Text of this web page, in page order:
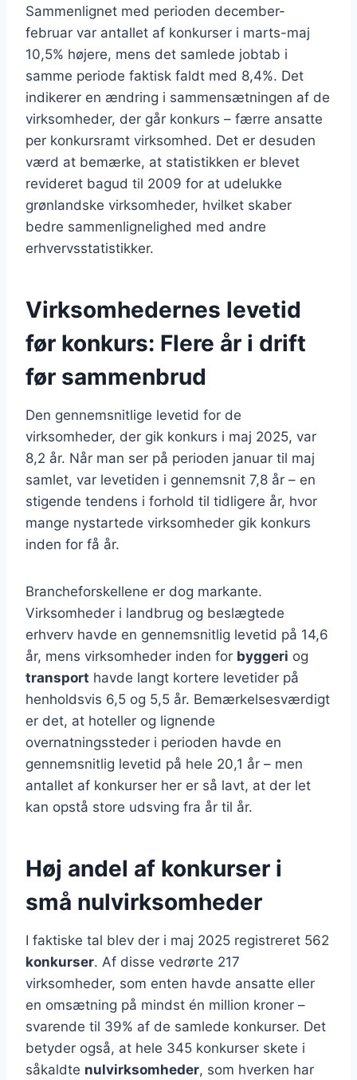
Sammenlignet med perioden december-
februar var antallet af konkurser i marts-maj
10,5% højere, mens det samlede jobtab i
samme periode faktisk faldt med 8,4%. Det
indikerer en ændring i sammensætningen af de
virksomheder, der går konkurs – færre ansatte
per konkursramt virksomhed. Det er desuden
værd at bemærke, at statistikken er blevet
revideret bagud til 2009 for at udelukke
grønlandske virksomheder, hvilket skaber
bedre sammenlignelighed med andre
erhvervsstatistikker.
Virksomhedernes levetid
før konkurs: Flere år i drift
før sammenbrud
Den gennemsnitlige levetid for de
virksomheder, der gik konkurs i maj 2025, var
8,2 år. Når man ser på perioden januar til maj
samlet, var levetiden i gennemsnit 7,8 år – en
stigende tendens i forhold til tidligere år, hvor
mange nystartede virksomheder gik konkurs
inden for få år.
Brancheforskellene er dog markante.
Virksomheder i landbrug og beslægtede
erhverv havde en gennemsnitlig levetid på 14,6
år, mens virksomheder inden for byggeri og
transport havde langt kortere levetider på
henholdsvis 6,5 og 5,5 år. Bemærkelsesværdigt
er det, at hoteller og lignende
overnatningssteder i perioden havde en
gennemsnitlig levetid på hele 20,1 år – men
antallet af konkurser her er så lavt, at der let
kan opstå store udsving fra år til år.
Høj andel af konkurser i
små nulvirksomheder
I faktiske tal blev der i maj 2025 registreret 562
konkurser. Af disse vedrørte 217
virksomheder, som enten havde ansatte eller
en omsætning på mindst én million kroner –
svarende til 39% af de samlede konkurser. Det
betyder også, at hele 345 konkurser skete i
såkaldte nulvirksomheder, som hverken har